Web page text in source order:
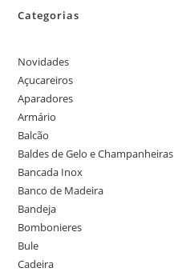
Categorias
Novidades
Açucareiros
Aparadores
Armário
Balcão
Baldes de Gelo e Champanheiras
Bancada Inox
Banco de Madeira
Bandeja
Bombonieres
Bule
Cadeira